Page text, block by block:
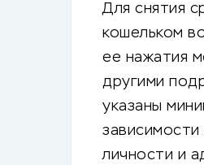
Для снятия
кошельком
ее нажатия
другими
указаны
личности и